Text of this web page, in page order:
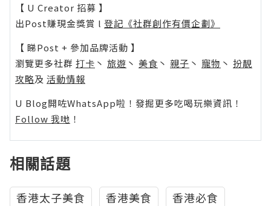
【 U Creator 招募 】
出Post賺現金獎賞 l 登記《社群創作有價企劃》
【 睇Post + 參加品牌活動 】
瀏覽更多社群 打卡 丶 旅遊 丶 美食 丶 親子 丶 寵物 丶 扮靚
攻略及 活動情報
U Blog開咗WhatsApp啦！發掘更多吃喝玩樂資訊！
Follow 我哋 ！
相關話題
香港太子美食 香港美食
香港必食